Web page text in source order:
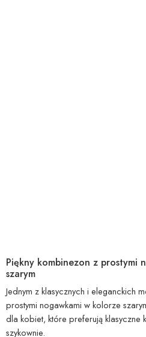
Piękny kombinezon z prostymi
szarym
Jednym z klasycznych i eleganckich
prostymi nogawkami w kolorze
dla kobiet, które preferują klasyczne
szykownie.